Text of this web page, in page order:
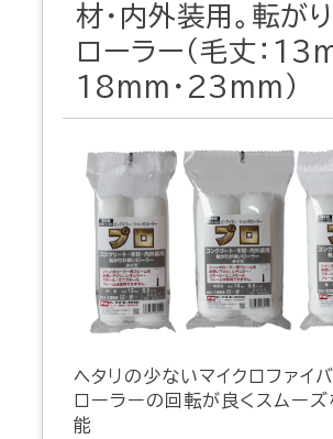
材・内外装用。転が
ローラー（毛丈：
18mm・23mm）
ヘタリの少ないマイクロファイ
ローラーの回転が良くスムー
能